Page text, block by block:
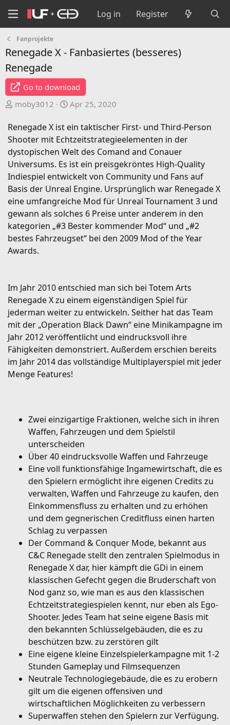
Log in Register
Fanprojekte
Renegade X - Fanbasiertes (besseres)
Renegade
Go to download
A
t
h
o
r
moby3012
C
e
a
t
i
o
n
d
a
t
e
Apr 25, 2020
Renegade X ist ein taktischer First- und Third-Person
Shooter mit Echtzeitstrategieelementen in der
dystopischen Welt des Comand and Conauer
Universums. Es ist ein preisgekröntes High-Quality
Indiespiel entwickelt von Community und Fans auf
Basis der Unreal Engine. Ursprünglich war Renegade X
eine umfangreiche Mod für Unreal Tournament 3 und
gewann als solches 6 Preise unter anderem in den
kategorien „#3 Bester kommender Mod“ und „#2
bestes Fahrzeugset“ bei den 2009 Mod of the Year
Awards.
Im Jahr 2010 entschied man sich bei Totem Arts
Renegade X zu einem eigenständigen Spiel für
jederman weiter zu entwickeln. Seither hat das Team
mit der „Operation Black Dawn“ eine Minikampagne im
Jahr 2012 veröffentlicht und eindrucksvoll ihre
Fähigkeiten demonstriert. Außerdem erschien bereits
im Jahr 2014 das vollständige Multiplayerspiel mit jeder
Menge Features!
Zwei einzigartige Fraktionen, welche sich in ihren
Waffen, Fahrzeugen und dem Spielstil
unterscheiden
Über 40 eindrucksvolle Waffen und Fahrzeuge
Eine voll funktionsfähige Ingamewirtschaft, die es
den Spielern ermöglicht ihre eigenen Credits zu
verwalten, Waffen und Fahrzeuge zu kaufen, den
Einkommensfluss zu erhalten und zu erhöhen
und dem gegnerischen Creditfluss einen harten
Schlag zu verpassen
Der Command & Conquer Mode, bekannt aus
C&C Renegade stellt den zentralen Spielmodus in
Renegade X dar, hier kämpft die GDi in einem
klassischen Gefecht gegen die Bruderschaft von
Nod ganz so, wie man es aus den klassischen
Echtzeitstrategiespielen kennt, nur eben als Ego-
Shooter. Jedes Team hat seine eigene Basis mit
den bekannten Schlüsselgebäuden, die es zu
beschützen bzw. zu zerstören gilt
Eine eigene kleine Einzelspielerkampagne mit 1-2
Stunden Gameplay und Filmsequenzen
Neutrale Technologiegebäude, die es zu erobern
gilt um die eigenen offensiven und
wirtschaftlichen Möglichkeiten zu verbessern
Superwaffen stehen den Spielern zur Verfügung.